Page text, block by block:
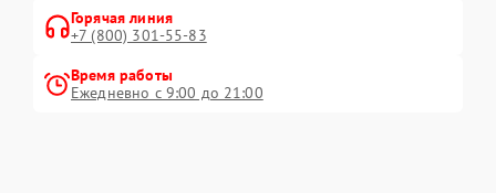
Горячая линия
+7 (800) 301-55-83
Время работы
Ежедневно с 9:00 до 21:00